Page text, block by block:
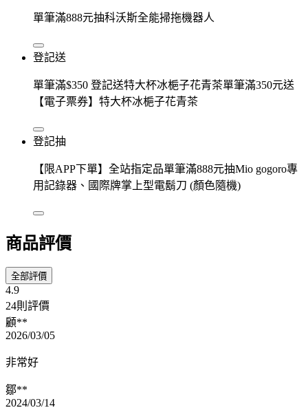
單筆滿888元抽科沃斯全能掃拖機器人
登記送
單筆滿$350 登記送特大杯冰梔子花青茶單筆滿350元送
【電子票券】特大杯冰梔子花青茶
登記抽
【限APP下單】全站指定品單筆滿888元抽Mio gogoro專
用記錄器、國際牌掌上型電鬍刀 (顏色隨機)
商品評價
全部評價
4.9
24則評價
顧**
2026/03/05
非常好
鄒**
2024/03/14